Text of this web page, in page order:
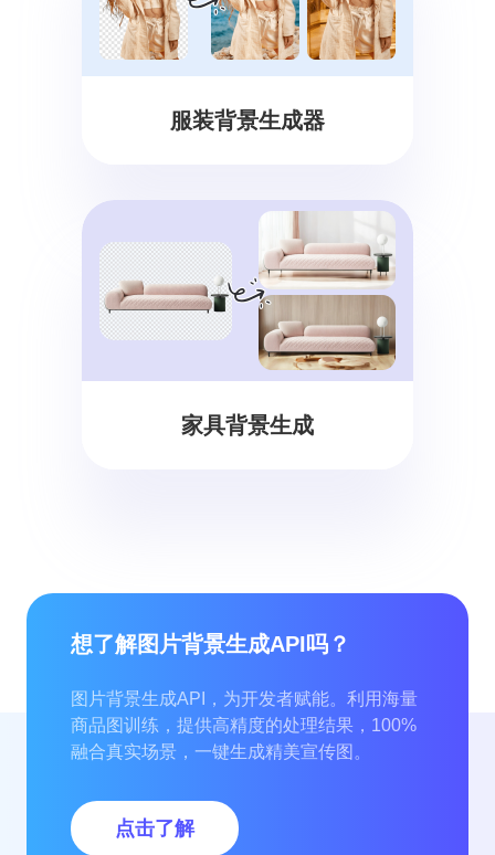
服装背景生成器
家具背景生成
想了解图片背景生成API吗？
图片背景生成API，为开发者赋能。利用海量
商品图训练，提供高精度的处理结果，100%
融合真实场景，一键生成精美宣传图。
点击了解